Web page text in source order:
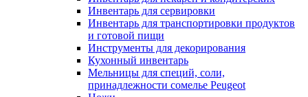
Инвентарь для сервировки
Инвентарь для транспортировки продуктов
и готовой пищи
Инструменты для декорирования
Кухонный инвентарь
Мельницы для специй, соли,
принадлежности сомелье Peugeot